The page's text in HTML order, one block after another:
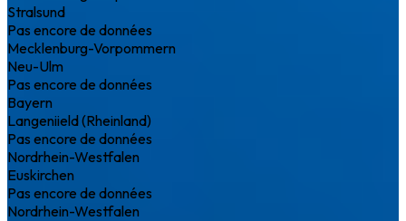
Stralsund
Pas encore de données
Mecklenburg-Vorpommern
Neu-Ulm
Pas encore de données
Bayern
Langeniield (Rheinland)
Pas encore de données
Nordrhein-Westfalen
Euskirchen
Pas encore de données
Nordrhein-Westfalen